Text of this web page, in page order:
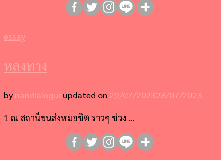
essay
หลงทาง
by nandialogueupdated on 29/07/202328/07/2023
1 ณ สถานีขนส่งหมอชิต ราวๆ ช่วง …